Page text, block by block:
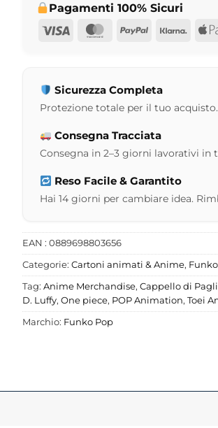
Pagamenti 100% Sicuri
Visa
MasterCard
PayPal
Sicurezza Completa
Protezione totale per il tuo
Consegna Tracciata
Consegna in 2–3 giorni lavorativi in
Reso Facile & Garantito
Hai 14 giorni per cambiare idea.
EAN : 0889698803656
Categorie: Cartoni animati & Anime,
Tag: Anime Merchandise, Cappello di
D. Luffy, One piece, POP Animation, Toei
Marchio: Funko Pop